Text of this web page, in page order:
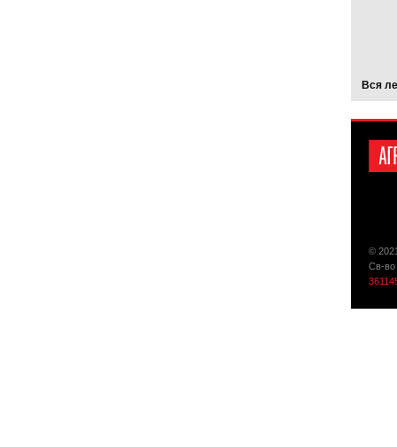
Вся
©
Св-во